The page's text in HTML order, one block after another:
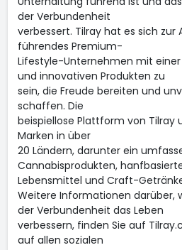
der Verbundenheit
verbessert. Tilray hat es sich
führendes Premium-
Lifestyle-Unternehmen mit einer
und innovativen Produkten zu
sein, die Freude bereiten und
schaffen. Die
beispiellose Plattform von Tilray
Marken in über
20 Ländern, darunter ein
Cannabisprodukten,
Lebensmittel und Craft-
Weitere Informationen darüber,
der Verbundenheit das Leben
verbessern, finden Sie auf
auf allen sozialen